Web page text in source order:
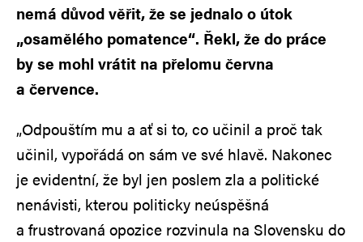
nemá důvod věřit, že se jednalo o útok
„osamělého pomatence“. Řekl, že do práce
by se mohl vrátit na přelomu června
a července.
„Odpouštím mu a ať si to, co učinil a proč tak
učinil, vypořádá on sám ve své hlavě. Nakonec
je evidentní, že byl jen poslem zla a politické
nenávisti, kterou politicky neúspěšná
a frustrovaná opozice rozvinula na Slovensku do